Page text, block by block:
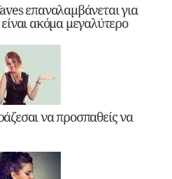
επαναλαμβάνεται για
ακόμα μεγαλύτερο
να προσπαθείς να